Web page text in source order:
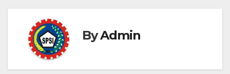
ByAdmin